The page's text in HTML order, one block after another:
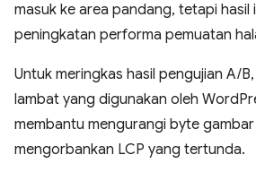
masuk ke area pandang, tetapi hasil
peningkatan performa pemuatan
Untuk meringkas hasil pengujian A/
lambat yang digunakan oleh
membantu mengurangi byte
mengorbankan LCP yang tertunda.